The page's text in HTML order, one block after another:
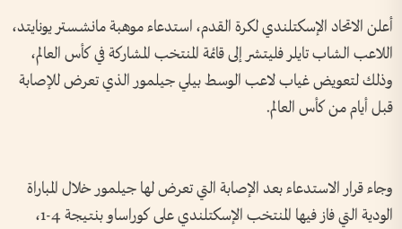
أعلن الاتحاد الإسكتلندي لكرة القدم، استدعاء موهبة مانشستر يونايتد،
اللاعب الشاب تايلر فليتشر إلى قائمة المنتخب المشاركة في كأس العالم،
وذلك لتعويض غياب لاعب الوسط بيلي جيلمور الذي تعرض للإصابة
قبل أيام من كأس العالم.
وجاء قرار الاستدعاء بعد الإصابة التي تعرض لها جيلمور خلال المباراة
الودية التي فاز فيها المنتخب الإسكتلندي على كوراساو بنتيجة 4-1،